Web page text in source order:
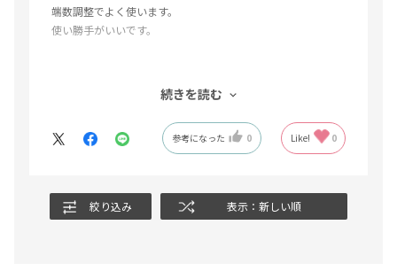
端数調整でよく使います。
使い勝手がいいです。
続きを読む
参考になった 0 Like! 0
絞り込み 表示：新しい順